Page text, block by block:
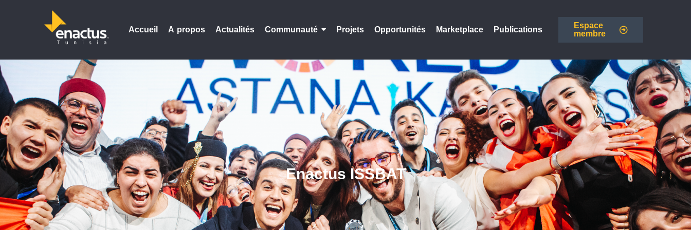
Accueil A propos Actualités Communauté Projets Opportunités Marketplace Publications
Espace
membre
Enactus ISSBAT